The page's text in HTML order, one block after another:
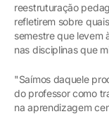
reestruturação
refletirem sobre
semestre que levem
nas disciplinas que
"Saímos daquele
do professor como
na aprendizagem